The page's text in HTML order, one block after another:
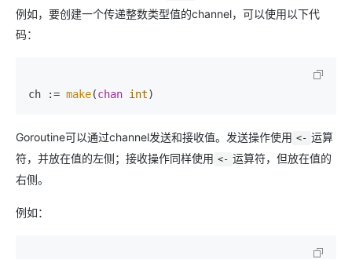
例如，要创建一个传递整数类型值的channel，可以使用以下代
码：
ch := make(chan int
Goroutine可以通过channel发送和接收值。发送操作使用 <- 运算
符，并放在值的左侧；接收操作同样使用 <- 运算符，但放在值的
右侧。
例如：